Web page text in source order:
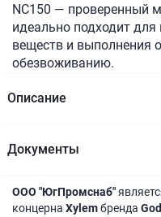
NC150 — проверенный
идеально подходит
веществ и выполнения
обезвоживанию.
Описание
Документы
ООО "ЮгПромснаб"
концерна Xylemбренда